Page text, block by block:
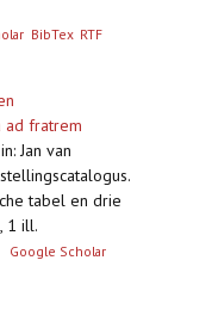
BibTex RTF
ad fratrem
in: Jan van
tabel en drie
1 ill.
Google Scholar